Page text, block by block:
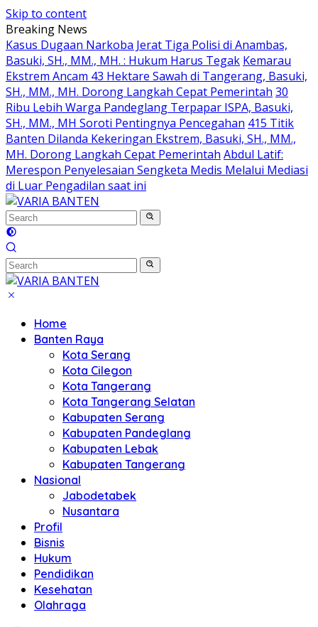
Skip to content
Breaking News
Kasus Dugaan Narkoba Jerat Tiga Polisi di Anambas,
Basuki, SH., MM., MH. : Hukum Harus Tegak Kemarau
Ekstrem Ancam 43 Hektare Sawah di Tangerang, Basuki,
SH., MM., MH. Dorong Langkah Cepat Pemerintah 30
Ribu Lebih Warga Pandeglang Terpapar ISPA, Basuki,
SH., MM., MH Soroti Pentingnya Pencegahan 415 Titik
Banten Dilanda Kekeringan Ekstrem, Basuki, SH., MM.,
MH. Dorong Langkah Cepat Pemerintah Abdul Latif:
Merespon Penyelesaian Sengketa Medis Melalui Mediasi
di Luar Pengadilan saat ini
Home
Banten Raya
Kota Serang
Kota Cilegon
Kota Tangerang
Kota Tangerang Selatan
Kabupaten Serang
Kabupaten Pandeglang
Kabupaten Lebak
Kabupaten Tangerang
Nasional
Jabodetabek
Nusantara
Profil
Bisnis
Hukum
Pendidikan
Kesehatan
Olahraga